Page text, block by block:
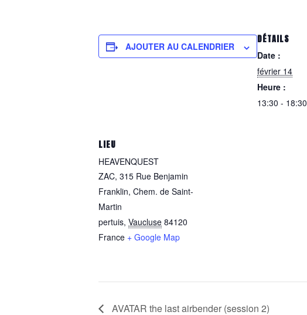
AJOUTER AU CALENDRIER
DÉTAILS
Date :
février 14
Heure :
13:30 - 18:30
LIEU
HEAVENQUEST
ZAC, 315 Rue Benjamin
Franklin, Chem. de Saint-
Martin
pertuis, Vaucluse 84120
France + Google Map
AVATAR the last airbender (session 2)